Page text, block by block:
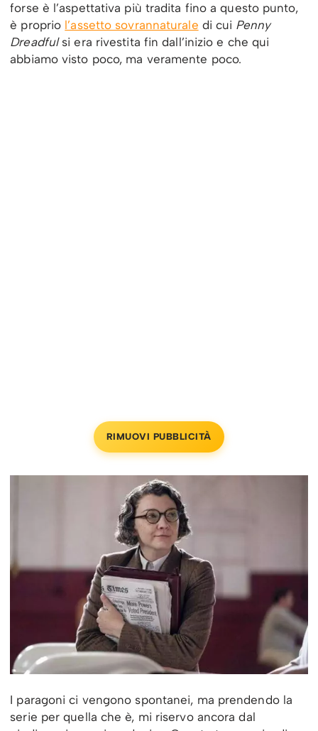
forse è l’aspettativa più tradita fino a questo punto,
è proprio l’assetto sovrannaturale di cui Penny
Dreadfulsi era rivestita fin dall’inizio e che qui
abbiamo visto poco, ma veramente poco.
RIMUOVI PUBBLICITÀ
I paragoni ci vengono spontanei, ma prendendo la
serie per quella che è, mi riservo ancora dal